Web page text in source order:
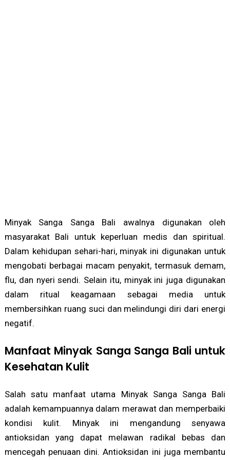
Minyak Sanga Sanga Bali awalnya digunakan oleh
masyarakat Bali untuk keperluan medis dan spiritual.
Dalam kehidupan sehari-hari, minyak ini digunakan untuk
mengobati berbagai macam penyakit, termasuk demam,
flu, dan nyeri sendi. Selain itu, minyak ini juga digunakan
dalam ritual keagamaan sebagai media untuk
membersihkan ruang suci dan melindungi diri dari energi
negatif.
Manfaat Minyak Sanga Sanga Bali untuk
Kesehatan Kulit
Salah satu manfaat utama Minyak Sanga Sanga Bali
adalah kemampuannya dalam merawat dan memperbaiki
kondisi kulit. Minyak ini mengandung senyawa
antioksidan yang dapat melawan radikal bebas dan
mencegah penuaan dini. Antioksidan ini juga membantu